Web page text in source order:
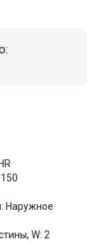
150
Наружное
W: 2